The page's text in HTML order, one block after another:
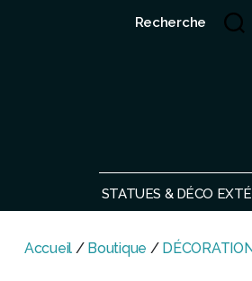
Showroom de Bali, décorations
Recherche
STATUES & DÉCO
Accueil / Boutique /